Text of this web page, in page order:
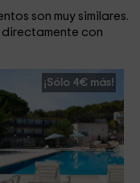
son muy similares.
con
¡Sólo 4€ más!